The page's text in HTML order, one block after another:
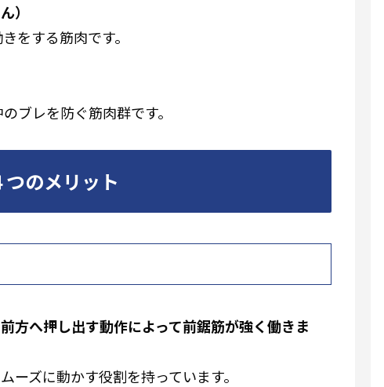
）
をする筋肉です。
ブレを防ぐ筋肉群です。
のメリット
方へ押し出す動作によって前鋸筋が強く働きま
ーズに動かす役割を持っています。